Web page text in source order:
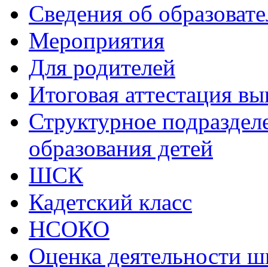
Сведения об
Мероприятия
Для родителей
Итоговая аттестация
Структурное
образования детей
ШСК
Кадетский класс
НСОКО
Оценка деятельности